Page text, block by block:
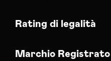
Rating di legalità
Marchio Registrato